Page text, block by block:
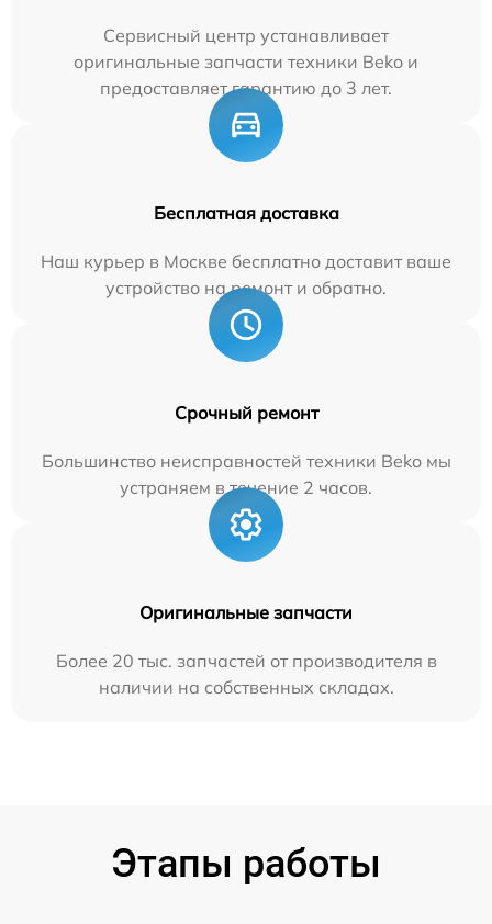
Сервисный центр устанавливает
оригинальные запчасти техники Beko и
предоставляет гарантию до 3 лет.
Бесплатная доставка
Наш курьер в Москве бесплатно доставит ваше
устройство на ремонт и обратно.
Срочный ремонт
Большинство неисправностей техники Beko мы
устраняем в течение 2 часов.
Оригинальные запчасти
Более 20 тыс. запчастей от производителя в
наличии на собственных складах.
Этапы работы